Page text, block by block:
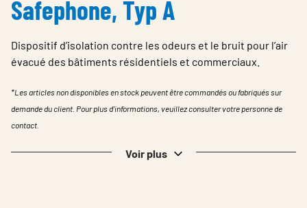
Downloads
Identification
Choisir la langue
Switzerland - French
Safephone, Typ A
Dispositif d’isolation contre les odeurs et le bruit pour l’air
évacué des bâtiments résidentiels et commerciaux.
*Les articles non disponibles en stock peuvent être commandés ou fabriqués sur
demande du client. Pour plus d'informations, veuillez consulter votre personne de
contact.
Voir plus